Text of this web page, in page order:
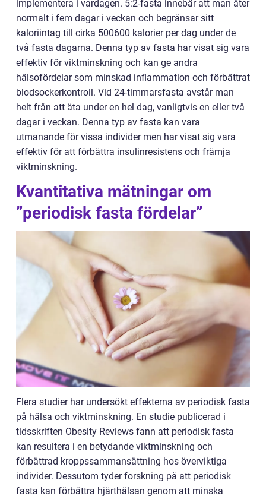
implementera i vardagen. 5:2-fasta innebär att man äter
normalt i fem dagar i veckan och begränsar sitt
kaloriintag till cirka 500600 kalorier per dag under de
två fasta dagarna. Denna typ av fasta har visat sig vara
effektiv för viktminskning och kan ge andra
hälsofördelar som minskad inflammation och förbättrat
blodsockerkontroll. Vid 24-timmarsfasta avstår man
helt från att äta under en hel dag, vanligtvis en eller två
dagar i veckan. Denna typ av fasta kan vara
utmanande för vissa individer men har visat sig vara
effektiv för att förbättra insulinresistens och främja
viktminskning.
Kvantitativa mätningar om
”periodisk fasta fördelar”
Flera studier har undersökt effekterna av periodisk fasta
på hälsa och viktminskning. En studie publicerad i
tidsskriften Obesity Reviews fann att periodisk fasta
kan resultera i en betydande viktminskning och
förbättrad kroppssammansättning hos överviktiga
individer. Dessutom tyder forskning på att periodisk
fasta kan förbättra hjärthälsan genom att minska